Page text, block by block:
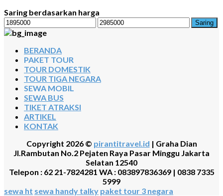
Saring berdasarkan harga
Harga
terendah
Harga
tertinggi
Saring
BERANDA
PAKET TOUR
TOUR DOMESTIK
TOUR TIGA NEGARA
SEWA MOBIL
SEWA BUS
TIKET ATRAKSI
ARTIKEL
KONTAK
Copyright 2026 © pirantitravel.id | Graha Dian
Jl.Rambutan No.2 Pejaten Raya Pasar Minggu Jakarta
Selatan 12540
Telepon : 62 21-7824281 WA : 083897836369 | 0838 7335
5999
sewa ht sewa handy talky paket tour 3 negara